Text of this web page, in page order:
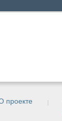
проекте